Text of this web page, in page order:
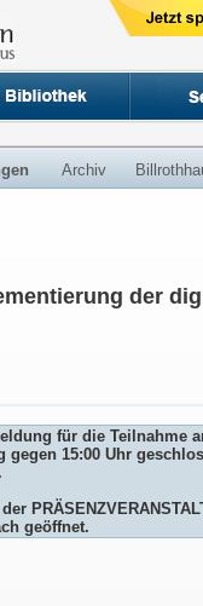
Archiv
der
für die Teilnahme
gegen 15:00 Uhr
geöffnet.